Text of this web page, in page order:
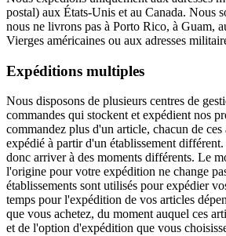
postal) aux États-Unis et au Canada. Nous
nous ne livrons pas à Porto Rico, à Guam,
Vierges américaines ou aux adresses
Expéditions multiples
Nous disposons de plusieurs centres de
commandes qui stockent et expédient nos
commandez plus d'un article, chacun de
expédié à partir d'un établissement
donc arriver à des moments différents. Le
l'origine pour votre expédition ne change
établissements sont utilisés pour expédier
temps pour l'expédition de vos articles
que vous achetez, du moment auquel ces
et de l'option d'expédition que vous